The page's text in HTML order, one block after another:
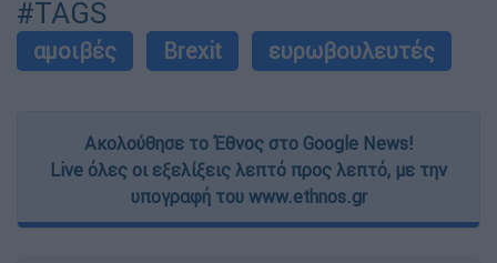
#TAGS
αμοιβές Brexit ευρωβουλευτές
Ακολούθησε το Έθνος στο Google News!
Live όλες οι εξελίξεις λεπτό προς λεπτό, με την
υπογραφή του www.ethnos.gr